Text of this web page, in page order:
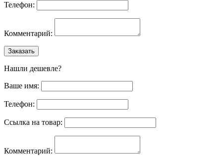
Телефон:
Комментарий:
Заказать
Нашли дешевле?
Ваше имя:
Телефон:
Ссылка на товар:
Комментарий: